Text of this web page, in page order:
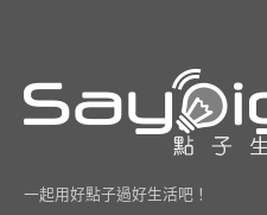
一起用好點子過好生活吧！